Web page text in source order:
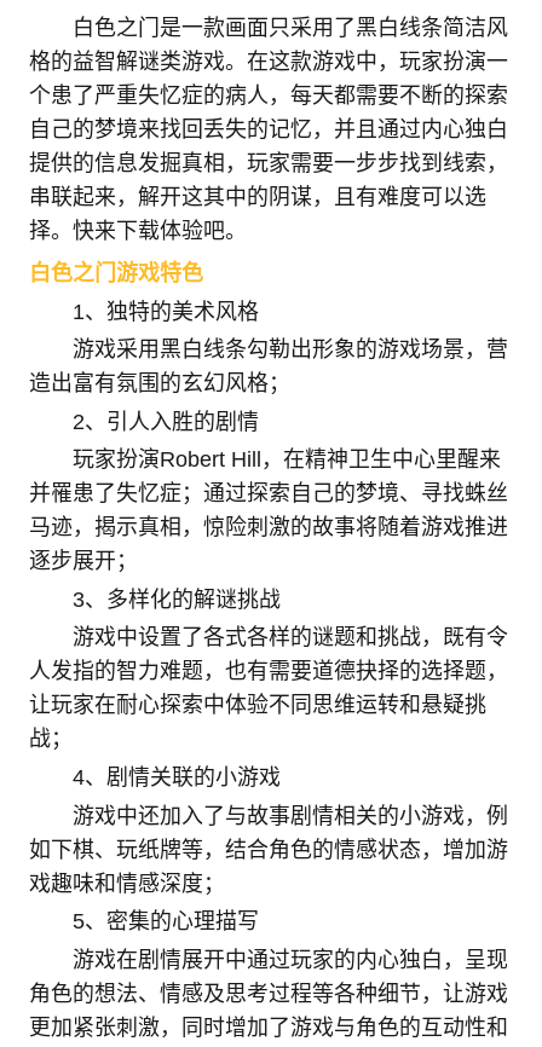
白色之门是一款画面只采用了黑白线条简洁风
格的益智解谜类游戏。在这款游戏中，玩家扮演一
个患了严重失忆症的病人，每天都需要不断的探索
自己的梦境来找回丢失的记忆，并且通过内心独白
提供的信息发掘真相，玩家需要一步步找到线索，
串联起来，解开这其中的阴谋，且有难度可以选
择。快来下载体验吧。
白色之门游戏特色
1、独特的美术风格
游戏采用黑白线条勾勒出形象的游戏场景，营
造出富有氛围的玄幻风格；
2、引人入胜的剧情
玩家扮演Robert Hill，在精神卫生中心里醒来
并罹患了失忆症；通过探索自己的梦境、寻找蛛丝
马迹，揭示真相，惊险刺激的故事将随着游戏推进
逐步展开；
3、多样化的解谜挑战
游戏中设置了各式各样的谜题和挑战，既有令
人发指的智力难题，也有需要道德抉择的选择题，
让玩家在耐心探索中体验不同思维运转和悬疑挑
战；
4、剧情关联的小游戏
游戏中还加入了与故事剧情相关的小游戏，例
如下棋、玩纸牌等，结合角色的情感状态，增加游
戏趣味和情感深度；
5、密集的心理描写
游戏在剧情展开中通过玩家的内心独白，呈现
角色的想法、情感及思考过程等各种细节，让游戏
更加紧张刺激，同时增加了游戏与角色的互动性和